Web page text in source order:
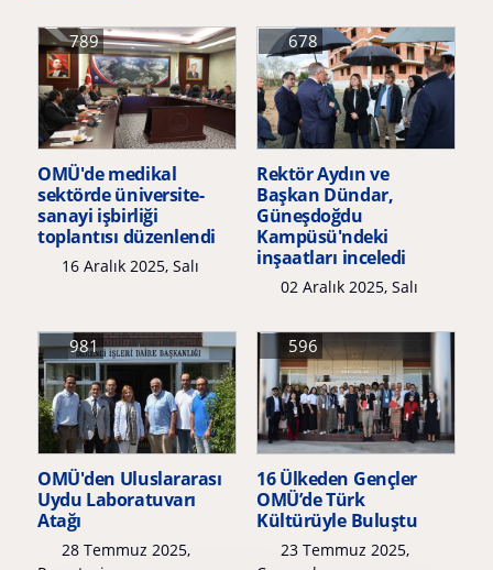
OMÜ'de medikal
sektörde üniversite-
sanayi işbirliği
toplantısı düzenlendi
16 Aralık 2025, Salı
789
Rektör Aydın ve
Başkan Dündar,
Güneşdoğdu
Kampüsü'ndeki
inşaatları inceledi
02 Aralık 2025, Salı
678
OMÜ'den Uluslararası
Uydu Laboratuvarı
Atağı
28 Temmuz 2025,
981
16 Ülkeden Gençler
OMÜ’de Türk
Kültürüyle Buluştu
23 Temmuz 2025,
596